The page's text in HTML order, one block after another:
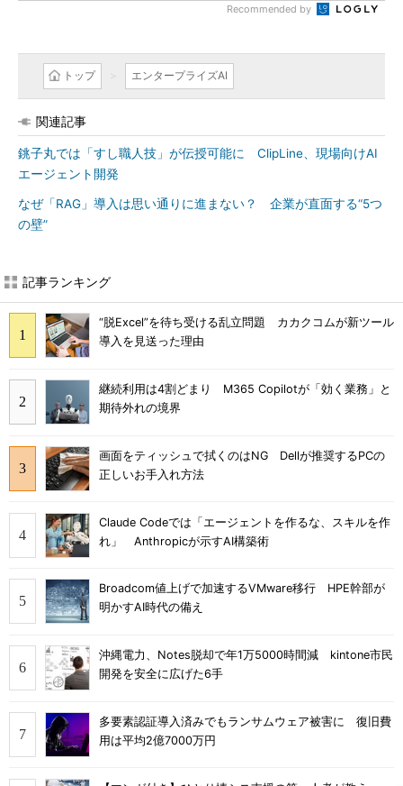
Recommended by
トップ エンタープライズAI
関連記事
銚子丸では「すし職人技」が伝授可能に ClipLine、現場向けAI
エージェント開発
なぜ「RAG」導入は思い通りに進まない？ 企業が直面する“5つ
の壁”
記事ランキング
“脱Excel”を待ち受ける乱立問題 カカクコムが新ツール
導入を見送った理由
継続利用は4割どまり M365 Copilotが「効く業務」と
期待外れの境界
画面をティッシュで拭くのはNG Dellが推奨するPCの
正しいお手入れ方法
Claude Codeでは「エージェントを作るな、スキルを作
れ」 Anthropicが示すAI構築術
Broadcom値上げで加速するVMware移行 HPE幹部が
明かすAI時代の備え
沖縄電力、Notes脱却で年1万5000時間減 kintone市民
開発を安全に広げた6手
多要素認証導入済みでもランサムウェア被害に 復旧費
用は平均2億7000万円